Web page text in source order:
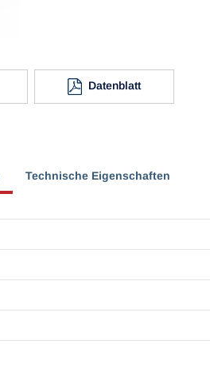
Datenblatt
Technische Eigenschaften